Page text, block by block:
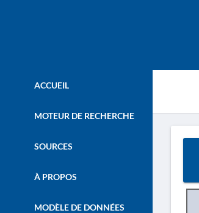
ACCUEIL
MOTEUR DE RECHERCHE
SOURCES
À PROPOS
MODÈLE DE DONNÉES